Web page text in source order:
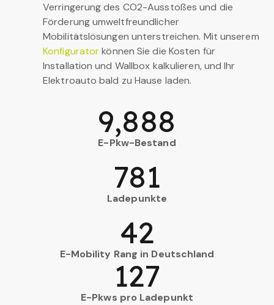
Verringerung des CO2-Ausstoßes und die
Förderung umweltfreundlicher
Mobilitätslösungen unterstreichen. Mit unserem
Konfiguratorkönnen Sie die Kosten für
Installation und Wallbox kalkulieren, und Ihr
Elektroauto bald zu Hause laden.
E-Pkw-Bestand
9,888
Ladepunkte
781
E-Mobility Rang in Deutschland
42
E-Pkws pro Ladepunkt
127